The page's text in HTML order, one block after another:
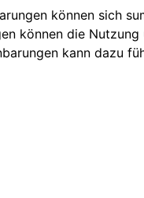
können sich
können die
kann dazu